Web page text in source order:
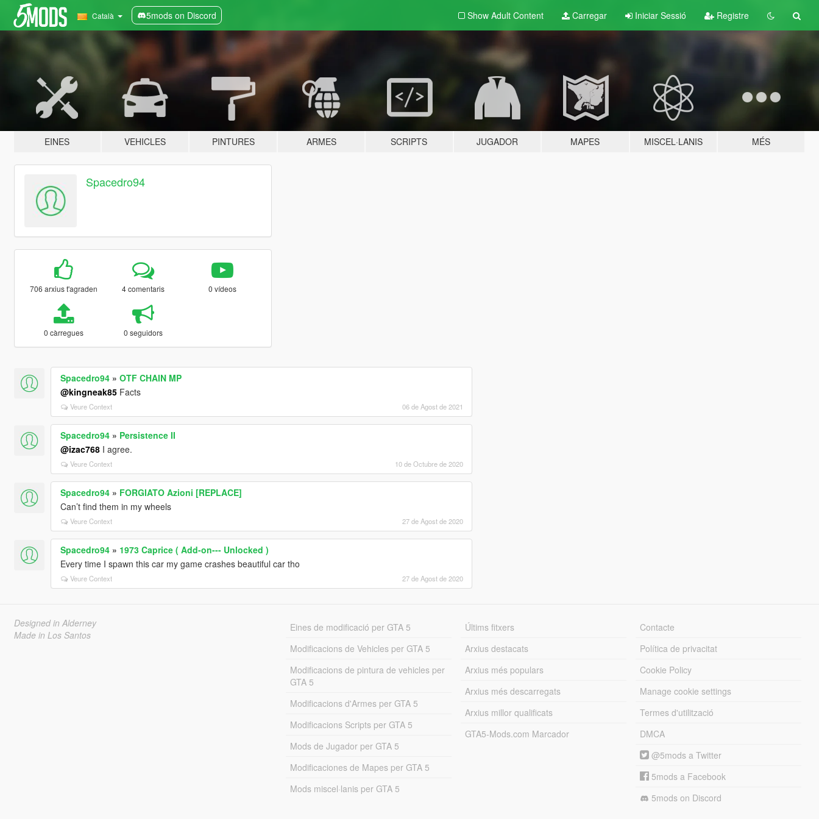
Català 5mods on Discord Show Adult Content Carregar Iniciar Sessió Registre
EINES VEHICLES PINTURES ARMES SCRIPTS JUGADOR MAPES MISCEL·LANIS MÉS
Spacedro94
706 arxius t'agraden 4 comentaris 0 vídeos
0 càrregues 0 seguidors
Spacedro94» OTF CHAIN MP
@kingneak85Facts
Veure Context 06 de Agost de 2021
Spacedro94» Persistence II
@izac768I agree.
Veure Context 10 de Octubre de 2020
Spacedro94» FORGIATO Azioni [REPLACE]
Can’t find them in my wheels
Veure Context 27 de Agost de 2020
Spacedro94» 1973 Caprice ( Add-on--- Unlocked )
Every time I spawn this car my game crashes beautiful car tho
Veure Context 27 de Agost de 2020
Designed in Alderney
Made in Los Santos
Eines de modificació per GTA 5
Modificacions de Vehicles per GTA 5
Modificacions de pintura de vehicles per
GTA 5
Modificacions d'Armes per GTA 5
Modificacions Scripts per GTA 5
Mods de Jugador per GTA 5
Modificaciones de Mapes per GTA 5
Mods miscel·lanis per GTA 5
Últims fitxers
Arxius destacats
Arxius més populars
Arxius més descarregats
Arxius millor qualificats
GTA5-Mods.com Marcador
Contacte
Política de privacitat
Cookie Policy
Manage cookie settings
Termes d'utilització
DMCA
@5mods a Twitter
5mods a Facebook
5mods on Discord